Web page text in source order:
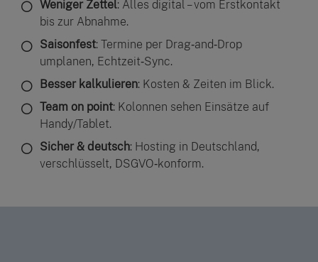
Weniger Zettel: Alles digital – vom Erstkontakt
bis zur Abnahme.
Saisonfest: Termine per Drag‑and‑Drop
umplanen, Echtzeit‑Sync.
Besser kalkulieren: Kosten & Zeiten im Blick.
Team on point: Kolonnen sehen Einsätze auf
Handy/Tablet.
Sicher & deutsch: Hosting in Deutschland,
verschlüsselt, DSGVO‑konform.